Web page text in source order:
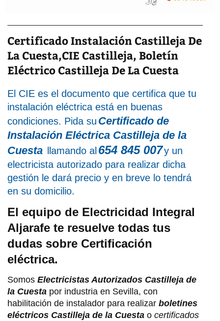
Certificado Instalación Castilleja De
La Cuesta,CIE Castilleja, Boletín
Eléctrico Castilleja De La Cuesta
El CIE es el documento que certifica que tu
instalación eléctrica está en buenas
condiciones. Pida su Certificado de
Instalación Eléctrica Castilleja de la
Cuesta llamando al654 845 007y un
electricista autorizado para realizar dicha
gestión le dará precio y en breve lo tendrá
en su domicilio.
El equipo de Electricidad Integral
Aljarafe te resuelve todas tus
dudas sobre Certificación
eléctrica.
Somos Electricistas Autorizados Castilleja de
la Cuesta por industria en Sevilla, con
habilitación de instalador para realizar boletines
eléctricos Castilleja de la Cuesta o certificados